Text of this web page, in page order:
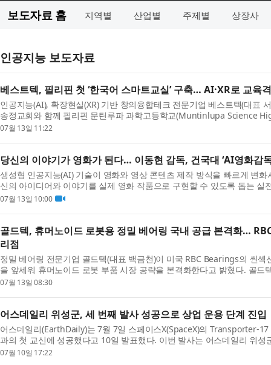
보도자료 홈 지역별 산업별 주제별 상장사
인공지능 보도자료
베스트텍, 필리핀 첫 ‘한국어 스마트교실’ 구축… AI·XR로 교육
인공지능(AI), 확장현실(XR) 기반 창의융합테크 전문기업 베스트텍(대표
송정교회와 함께 필리핀 문틴루파 과학고등학교(Muntinlupa Science
마트교실을 구축하며 AI와 XR 기술을 활용한 글로벌 ...
07월 13일 11:22
당신의 이야기가 영화가 된다… 이동현 감독, 건국대 ‘AI영화감
생성형 인공지능(AI) 기술이 영화와 영상 콘텐츠 제작 방식을 빠르게 변
신의 아이디어와 이야기를 실제 영화 작품으로 구현할 수 있도록 돕는 실
대학교에서 다시 열린다. 건국대학교 미래지식교육...
07월 13일 10:00
골드텍, 휴머노이드 로봇용 정밀 베어링 국내 공급 본격화…
리점
정밀 베어링 전문기업 골드텍(대표 백금천)이 미국 RBC Bearings의 씬
을 앞세워 휴머노이드 로봇 부품 시장 공략을 본격화한다고 밝혔다. 골드
역 독점 공인 대리점으로, 2014년 대리점 계약 체결 이...
07월 13일 08:30
어스데일리 위성군, 세 번째 발사 성공으로 상업 운용 단계 진입
어스데일리(EarthDaily)는 7월 7일 스페이스X(SpaceX)의 Transporter-
과의 첫 교신에 성공했다고 10일 발표했다. 이번 발사는 어스데일리 위
세 번째 발사(Launch III)에 해당하며, 상업 운용에 ...
07월 10일 17:22